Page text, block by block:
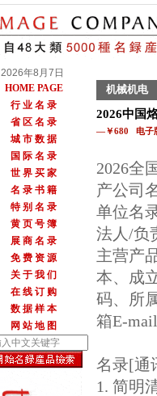
2026年8月7日
HOME PAGE
行 业 名 录
省 区 名 录
城 市 数 据
国 际 名 录
世 界 买 家
名 录 书 籍
特 别 名 录
黄 页 号 簿
展 商 名 录
免 费 资 源
关 于 我 们
在 线 订 购
数 据 样 本
网 站 地 图
机械机电
2026中国
—￥680 电子
2026全
产公司
单位名
法人/负
主营产
本、成
码、所
箱E-
名录[通
1. 简明